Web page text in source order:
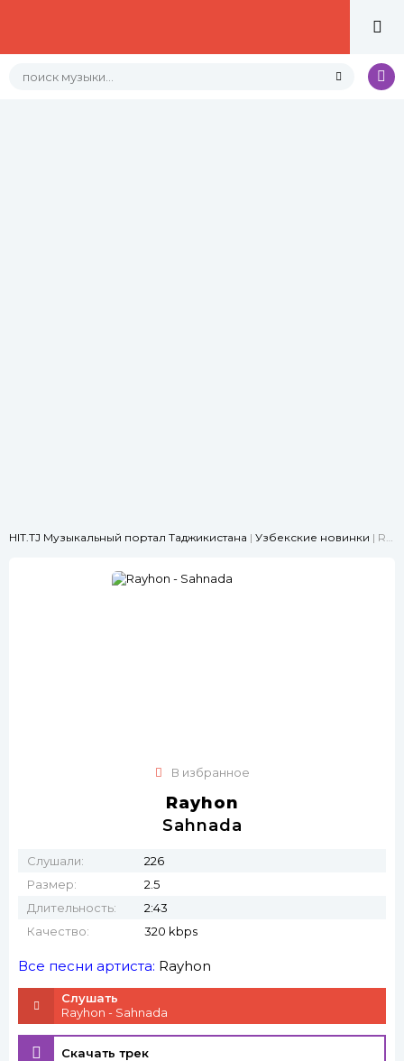
HIT.TJ Музыкальный портал Таджикистана | Узбекские новинки | Rayhon - Sahnada
В избранное
Rayhon
Sahnada
Слушали:
226
Размер:
2.5
Длительность:
2:43
Качество:
320 kbps
Все песни артиста: Rayhon
Слушать
Rayhon - Sahnada
Скачать трек